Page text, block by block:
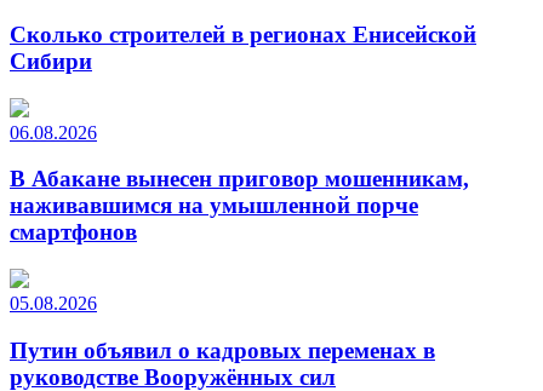
Сколько строителей в регионах Енисейской
Сибири
06.08.2026
В Абакане вынесен приговор мошенникам,
наживавшимся на умышленной порче
смартфонов
05.08.2026
Путин объявил о кадровых переменах в
руководстве Вооружённых сил